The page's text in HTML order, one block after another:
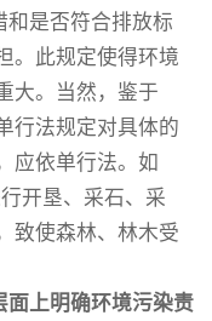
和是否符合排放标
。此规定使得环境
大。当然，鉴于
行法规定对具体的
应依单行法。如
开垦、采石、采
致使森林、林木受
面上明确环境污染责